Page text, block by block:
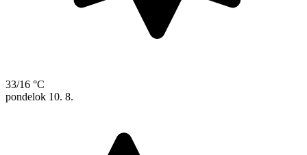
33/16 °C
pondelok 10. 8.